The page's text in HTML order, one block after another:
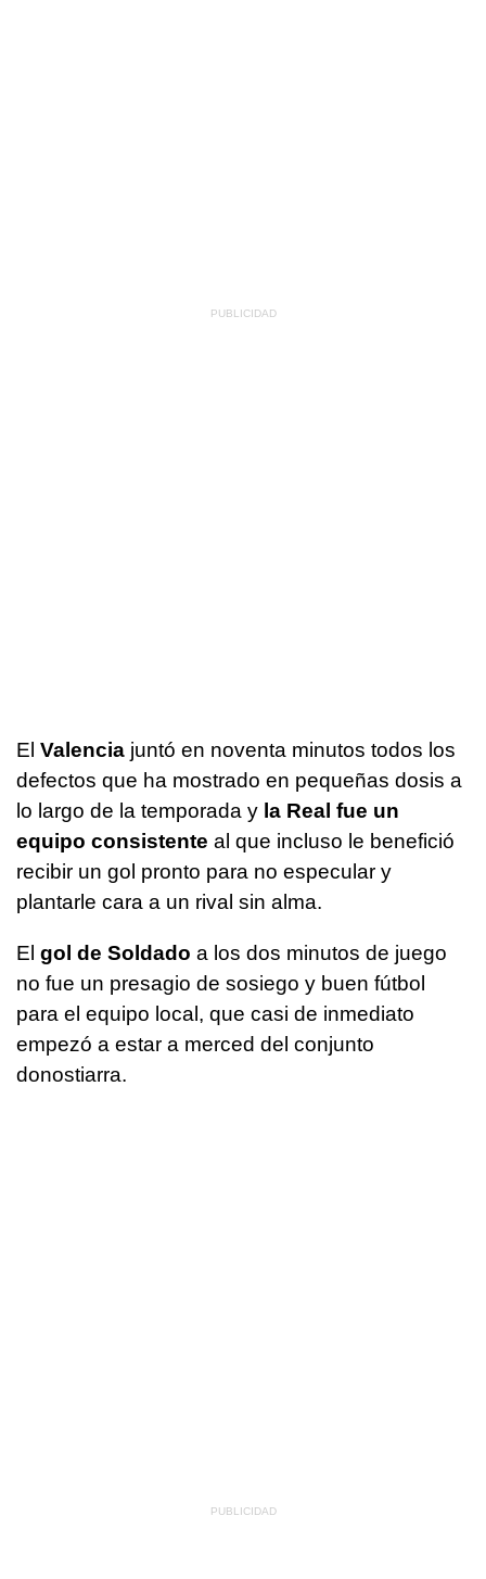
El Valencia juntó en noventa minutos todos los
defectos que ha mostrado en pequeñas dosis a
lo largo de la temporada y la Real fue un
equipo consistente al que incluso le benefició
recibir un gol pronto para no especular y
plantarle cara a un rival sin alma.
El gol de Soldado a los dos minutos de juego
no fue un presagio de sosiego y buen fútbol
para el equipo local, que casi de inmediato
empezó a estar a merced del conjunto
donostiarra.